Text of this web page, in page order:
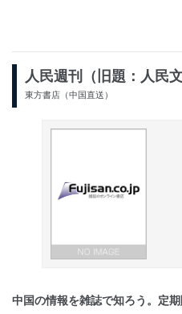
人民週刊（旧題：人民文
東方書店（中国直送）
中国の情報を雑誌で知ろう。定